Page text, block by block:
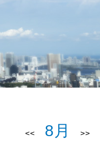
<< 8月 >>